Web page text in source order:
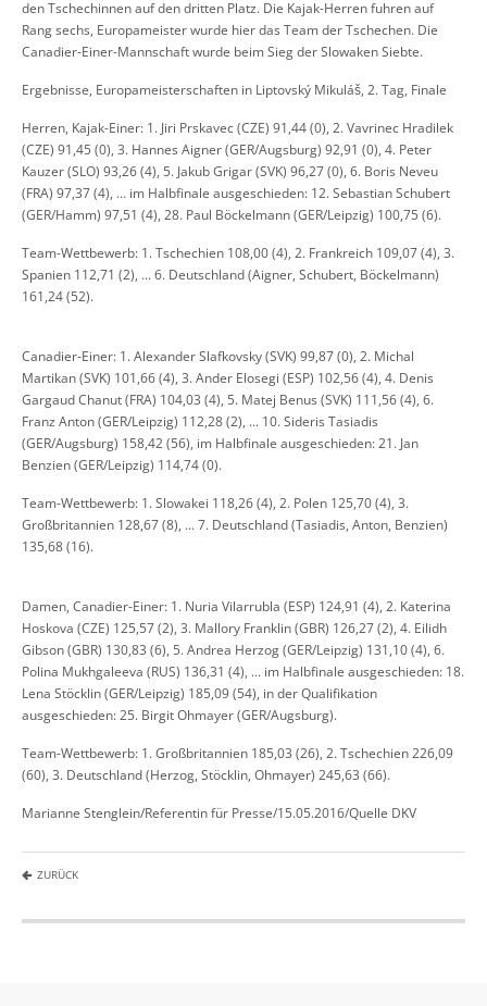
den Tschechinnen auf den dritten Platz. Die Kajak-Herren fuhren auf
Rang sechs, Europameister wurde hier das Team der Tschechen. Die
Canadier-Einer-Mannschaft wurde beim Sieg der Slowaken Siebte.
Ergebnisse, Europameisterschaften in Liptovský Mikuláš, 2. Tag, Finale
Herren, Kajak-Einer: 1. Jiri Prskavec (CZE) 91,44 (0), 2. Vavrinec Hradilek
(CZE) 91,45 (0), 3. Hannes Aigner (GER/Augsburg) 92,91 (0), 4. Peter
Kauzer (SLO) 93,26 (4), 5. Jakub Grigar (SVK) 96,27 (0), 6. Boris Neveu
(FRA) 97,37 (4), … im Halbfinale ausgeschieden: 12. Sebastian Schubert
(GER/Hamm) 97,51 (4), 28. Paul Böckelmann (GER/Leipzig) 100,75 (6).
Team-Wettbewerb: 1. Tschechien 108,00 (4), 2. Frankreich 109,07 (4), 3.
Spanien 112,71 (2), ... 6. Deutschland (Aigner, Schubert, Böckelmann)
161,24 (52).
Canadier-Einer: 1. Alexander Slafkovsky (SVK) 99,87 (0), 2. Michal
Martikan (SVK) 101,66 (4), 3. Ander Elosegi (ESP) 102,56 (4), 4. Denis
Gargaud Chanut (FRA) 104,03 (4), 5. Matej Benus (SVK) 111,56 (4), 6.
Franz Anton (GER/Leipzig) 112,28 (2), ... 10. Sideris Tasiadis
(GER/Augsburg) 158,42 (56), im Halbfinale ausgeschieden: 21. Jan
Benzien (GER/Leipzig) 114,74 (0).
Team-Wettbewerb: 1. Slowakei 118,26 (4), 2. Polen 125,70 (4), 3.
Großbritannien 128,67 (8), ... 7. Deutschland (Tasiadis, Anton, Benzien)
135,68 (16).
Damen, Canadier-Einer: 1. Nuria Vilarrubla (ESP) 124,91 (4), 2. Katerina
Hoskova (CZE) 125,57 (2), 3. Mallory Franklin (GBR) 126,27 (2), 4. Eilidh
Gibson (GBR) 130,83 (6), 5. Andrea Herzog (GER/Leipzig) 131,10 (4), 6.
Polina Mukhgaleeva (RUS) 136,31 (4), ... im Halbfinale ausgeschieden: 18.
Lena Stöcklin (GER/Leipzig) 185,09 (54), in der Qualifikation
ausgeschieden: 25. Birgit Ohmayer (GER/Augsburg).
Team-Wettbewerb: 1. Großbritannien 185,03 (26), 2. Tschechien 226,09
(60), 3. Deutschland (Herzog, Stöcklin, Ohmayer) 245,63 (66).
Marianne Stenglein/Referentin für Presse/15.05.2016/Quelle DKV
ZURÜCK